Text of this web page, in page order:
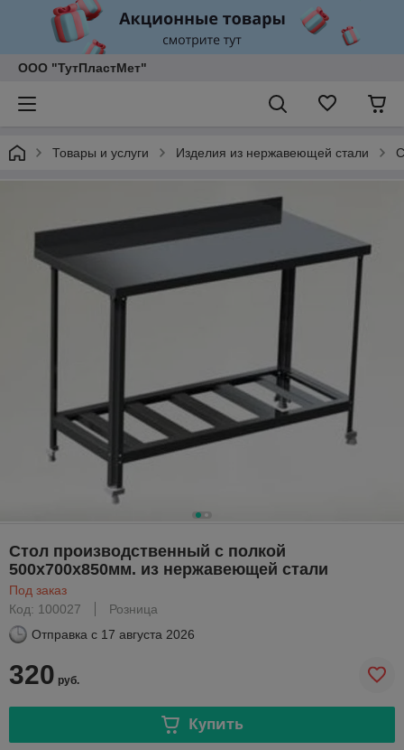
ООО "ТутПластМет"
Товары и услуги Изделия из нержавеющей стали
Стол производственный с полкой
500х700х850мм. из нержавеющей стали
Под заказ
Код: 100027
Розница
Отправка с 17 августа 2026
320 руб.
Купить